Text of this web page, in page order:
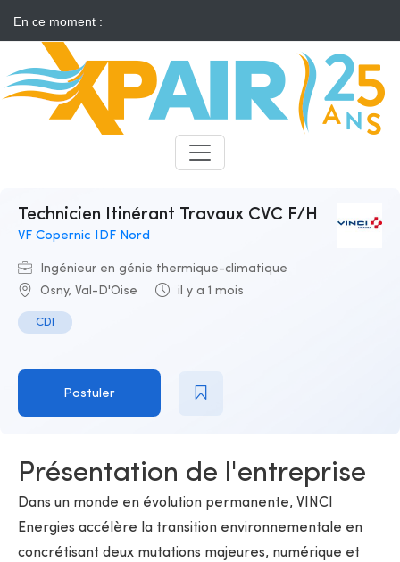
En ce moment :
Solaire : des développeurs s'insurgent contre l'annonce d'appels
d'offres "neutres"
Recruteurs
Technicien Itinérant Travaux CVC F/H
VF Copernic IDF Nord
Ingénieur en génie thermique-climatique
Osny, Val-D'Oise
il y a 1 mois
CDI
Postuler
Présentation de l'entreprise
Dans un monde en évolution permanente, VINCI
Energies accélère la transition environnementale en
concrétisant deux mutations majeures, numérique et